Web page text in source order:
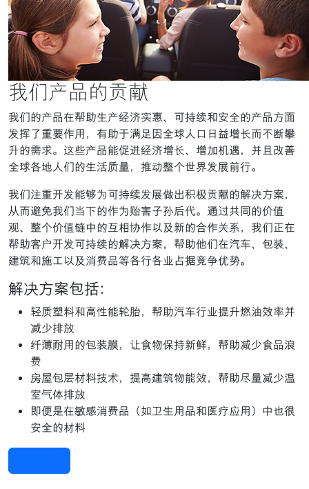
我们产品的贡献
我们的产品在帮助生产经济实惠、可持续和安全的产品方面
发挥了重要作用，有助于满足因全球人口日益增长而不断攀
升的需求。这些产品能促进经济增长、增加机遇，并且改善
全球各地人们的生活质量，推动整个世界发展前行。
我们注重开发能够为可持续发展做出积极贡献的解决方案，
从而避免我们当下的作为贻害子孙后代。通过共同的价值
观、整个价值链中的互相协作以及新的合作关系，我们正在
帮助客户开发可持续的解决方案，帮助他们在汽车、包装、
建筑和施工以及消费品等各行各业占据竞争优势。
解决方案包括：
轻质塑料和高性能轮胎，帮助汽车行业提升燃油效率并
减少排放
纤薄耐用的包装膜，让食物保持新鲜，帮助减少食品浪
费
房屋包层材料技术，提高建筑物能效，帮助尽量减少温
室气体排放
即便是在敏感消费品（如卫生用品和医疗应用）中也很
安全的材料